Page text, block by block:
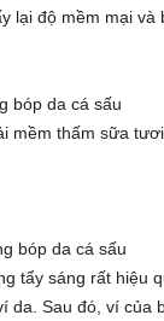
lại độ mềm mại và
bóp da cá sấu
mềm thấm sữa
bóp da cá sấu
tẩy sáng rất hiệu
da. Sau đó, ví